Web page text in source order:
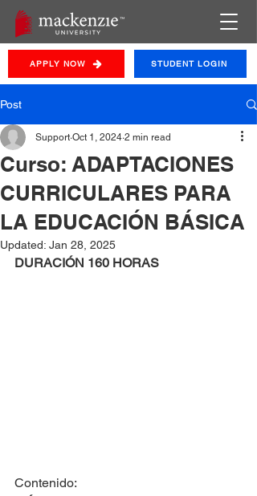
STUDENT LOGIN
APPLY NOW
Post
Curso: ADAPTACIONES
CURRICULARES PARA
LA EDUCACIÓN BÁSICA
Support Oct 1, 2024 2 min read
Updated: Jan 28, 2025
DURACIÓN 160 HORAS
Contenido: